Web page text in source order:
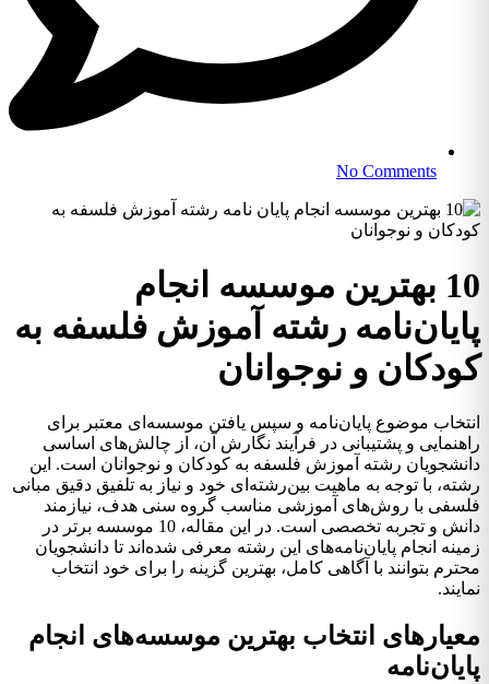
No Comments
10 بهترین موسسه انجام
پایان‌نامه رشته آموزش فلسفه به
کودکان و نوجوانان
انتخاب موضوع پایان‌نامه و سپس یافتن موسسه‌ای معتبر برای
راهنمایی و پشتیبانی در فرآیند نگارش آن، از چالش‌های اساسی
دانشجویان رشته آموزش فلسفه به کودکان و نوجوانان است. این
رشته، با توجه به ماهیت بین‌رشته‌ای خود و نیاز به تلفیق دقیق مبانی
فلسفی با روش‌های آموزشی مناسب گروه سنی هدف، نیازمند
دانش و تجربه تخصصی است. در این مقاله، 10 موسسه برتر در
زمینه انجام پایان‌نامه‌های این رشته معرفی شده‌اند تا دانشجویان
محترم بتوانند با آگاهی کامل، بهترین گزینه را برای خود انتخاب
نمایند.
معیارهای انتخاب بهترین موسسه‌های انجام
پایان‌نامه